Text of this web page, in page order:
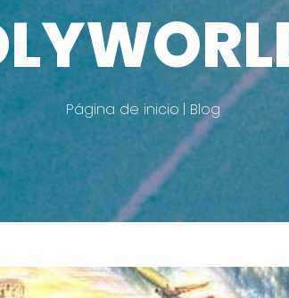
Página de inicio Blog